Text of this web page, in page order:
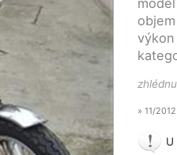
výkon
» 11/